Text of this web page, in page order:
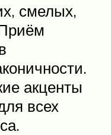
смелых,
акценты
всех